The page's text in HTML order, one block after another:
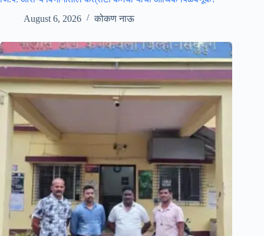
August 6, 2026
कोकण नाऊ